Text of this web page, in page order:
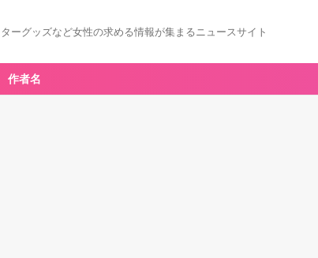
ーグッズなど女性の求める情報が集まるニュースサイト
作者名